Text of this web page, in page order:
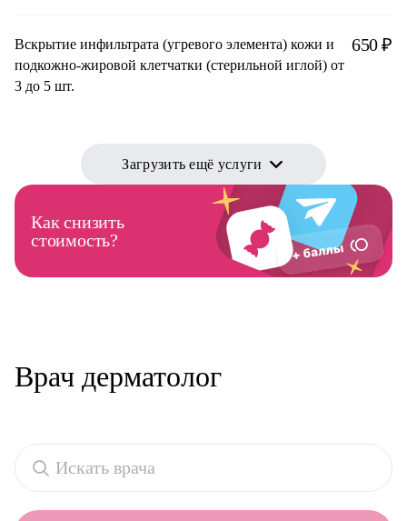
Вскрытие инфильтрата (угревого элемента) кожи и
подкожно-жировой клетчатки (стерильной иглой) от
3 до 5 шт.
650 ₽
Загрузить ещё услуги
Как снизить
стоимость?
Врач дерматолог